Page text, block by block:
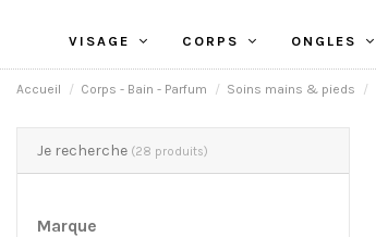
VISAGE CORPS ONGLES
Accueil Corps - Bain - Parfum Soins mains & pieds
Je recherche (28 produits)
Marque